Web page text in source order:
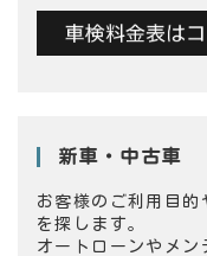
新車・中古車
お客様のご利用目
を探します。
オートローンやメン